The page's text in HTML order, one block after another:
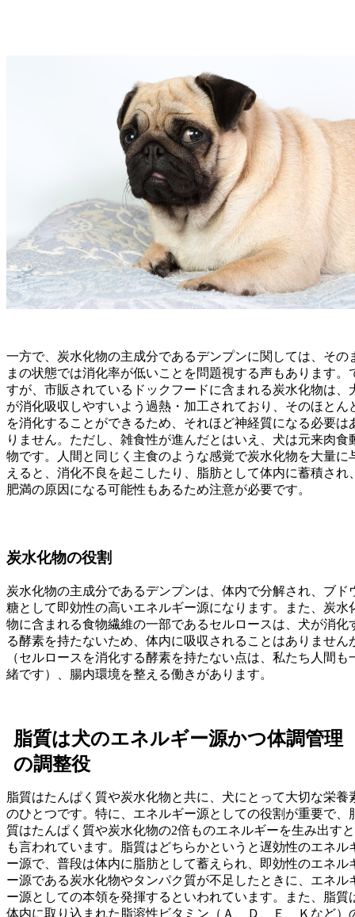
一方で、炭水化物の主成分であるデンプンに関しては、その
まの状態では消化率が低いことを問題視する声もあります。
すが、市販されているドックフードに含まれる炭水化物は、
が消化吸収しやすいよう過熱・加工されており、そのほとん
を消化することができるため、それほど神経質になる必要は
りません。ただし、雑食性が進んだとはいえ、犬は元来肉食
物です。人間と同じく主食のような感覚で炭水化物を大量に
えると、消化不良を起こしたり、脂肪として体内に蓄積され
肥満の原因になる可能性もあるため注意が必要です。
炭水化物の役割
炭水化物の主成分であるデンプンは、体内で分解され、ブド
糖として即効性の高いエネルギー源になります。また、炭水
物に含まれる食物繊維の一部であるセルロースは、犬が消化
る酵素を持たないため、体内に吸収されることはありません
（セルロースを消化する酵素を持たない点は、私たち人間も
緒です）、腸内環境を整える働きがあります。
脂質は犬のエネルギー源かつ体調管理
の調整役
脂質はたんぱく質や炭水化物と共に、犬にとって大切な栄養
のひとつです。特に、エネルギー源としての役割が重要で、
質はたんぱく質や炭水化物の2倍ものエネルギーを生み出すと
も言われています。脂質はどちらかというと遅効性のエネル
ー源で、普段は体内に脂肪として蓄えられ、即効性のエネル
ー源である炭水化物やタンパク質が不足したときに、エネル
ー源としての本領を発揮するといわれています。また、脂質
体内に取り込まれた脂溶性ビタミン（Ａ、Ｄ、Ｅ、Ｋなど）